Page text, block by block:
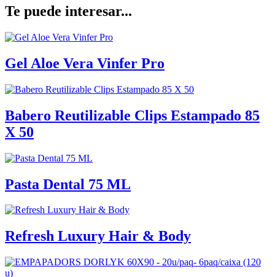
Te puede interesar...
Gel Aloe Vera Vinfer Pro
Babero Reutilizable Clips Estampado 85
X 50
Pasta Dental 75 ML
Refresh Luxury Hair & Body